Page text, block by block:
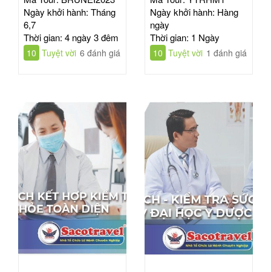
Ngày khởi hành: Tháng
6,7
Thời gian: 4 ngày 3 đêm
10 Tuyệt vời 6 đánh giá
Ngày khởi hành: Hàng
ngày
Thời gian: 1 Ngày
10 Tuyệt vời 1 đánh giá